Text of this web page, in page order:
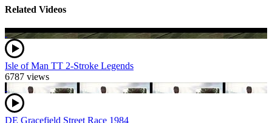
Related Videos
Isle of Man TT 2-Stroke Legends
6787 views
DE Gracefield Street Race 1984